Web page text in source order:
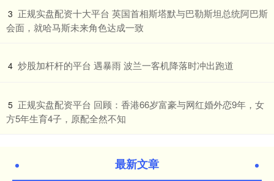
3 ​正规实盘配资十大平台 英国首相斯塔默与巴勒斯坦总统阿巴斯
会面，就哈马斯未来角色达成一致
4 ​炒股加杆杆的平台 遇暴雨 波兰一客机降落时冲出跑道
5 ​正规实盘配资平台 回顾：香港66岁富豪与网红婚外恋9年，女
方5年生育4子，原配全然不知
最新文章